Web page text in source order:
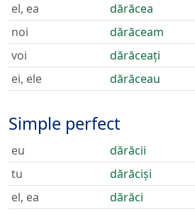
el, ea
dărăcea
noi
dărăceam
voi
dărăceați
ei, ele
dărăceau
Simple perfect
eu
dărăcii
tu
dărăciși
el, ea
dărăci